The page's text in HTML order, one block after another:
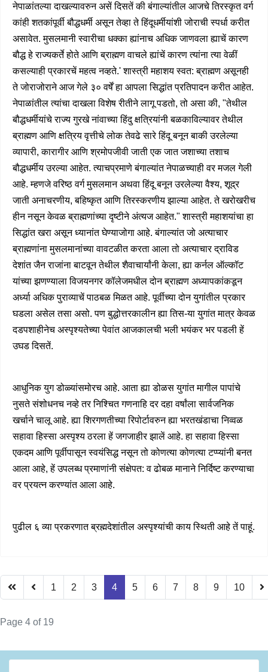
नेपाळांतल्या दाखल्यावरुन असें दिसतें की बंगाल्यांतील आजचे तिरस्कृत वर्ग
कांही शतकांपूर्वी बौद्धधर्मी असून तेव्हा ते हिंदूधर्मीयांशी जोराची स्पर्धा करीत
असावेत. मुसलमानी स्वारीचा धक्का ह्यांनाच अधिक जाणवला ह्याचें कारण
बौद्ध हे राज्यकर्ते होते आणि ब्राह्मण वाचले ह्यांचें कारण त्यांना त्या वेळीं
कसल्याही प्रकारचें महत्व नव्हते.' शास्त्री महाशय स्वत: ब्राह्मण असूनही
ते जोराजोराने आज गेले ३० वर्षें हा आपला सिद्धांत प्रतिपादन करीत आहेत.
नेपाळांतील त्यांचा दाखला विशेष रीतीने लागू पडतो, तो असा की, "तेथील
बौद्धधर्मीयांचे राज्य गुरखे नांवाच्या हिंदु क्षत्रियांनी बळकाविल्यावर तेथील
ब्राह्मण आणि क्षत्रिय वृत्तीचे लोक तेवढे सारे हिंदू बनून बाकी उरलेल्या
व्यापारी, कारागीर आणि श्रमोपजीवी जाती एक जात जशाच्या तशाच
बौद्धधर्मीय उरल्या आहेत. त्याचप्रमाणे बंगाल्यांत नेपाळच्याही वर मजल गेली
आहे. म्हणजे वरिष्ठ वर्ग मुसलमान अथवा हिंदू बनून उरलेल्या वैश्य, शूद्र
जाती अनाचरणीय, बहिष्कृत आणि तिरस्करणीय झाल्या आहेत. ते खरोखरीच
हीन नसून केवळ ब्राह्मणांच्या दृष्टीने अंत्यज आहेत." शास्त्री महाशयांचा हा
सिद्धांत खरा असून ध्यानांत घेण्याजोगा आहे. बंगाल्यांत जो अत्याचार
ब्राह्मणांना मुसलमानांच्या वावटळीत करता आला तो अत्याचार द्राविड
देशांत जैन राजांना बाटवून तेथील शैवाचार्यांनी केला, ह्या कर्नल ऑल्कॉट
यांच्या झणण्याला विजयनगर कॉलेजमधील दोन ब्राह्मण अध्यापकांकडून
अर्ध्या अधिक पुराव्याचें पाठबळ मिळत आहे. पूर्वीच्या दोन युगांतील प्रकार
घडला असेल तसा असो. पण बुद्धोत्तरकालीन ह्या तिस-या युगांत मात्र केवळ
दडपशाहीनेच अस्पृश्यतेच्या पेवांत आजकालची भली भयंकर भर पडली हें
उघड दिसतें.
आधुनिक युग डोळ्यांसमोरच आहे. आता ह्या डोळस युगांत मागील पापांचे
नुसते संशोधनच नव्हे तर निश्चित गणनाहि दर दहा वर्षांला सार्वजनिक
खर्चाने चालू आहे. ह्या शिरगणतीच्या रिपोर्टावरुन ह्या भरतखंडाचा निव्वळ
सहावा हिस्सा अस्पृश्य ठरला हें जगजाहीर झालें आहे. हा सहावा हिस्सा
एकदम आणि पूर्वीपासून स्वयंसिद्ध नसून तो कोणत्या कोणत्या टप्प्यांनी बनत
आला आहे, हें उपलब्ध प्रमाणांनी संक्षेपत: व ढोबळ मानाने निर्दिष्ट करण्याचा
वर प्रयत्न करण्यांत आला आहे.
पुढील ६ व्या प्रकरणात ब्रह्मदेशांतील अस्पृश्यांची काय स्थिती आहे तें पाहूं.
1 2 3 4 5 6 7 8 9 10
Page 4 of 19